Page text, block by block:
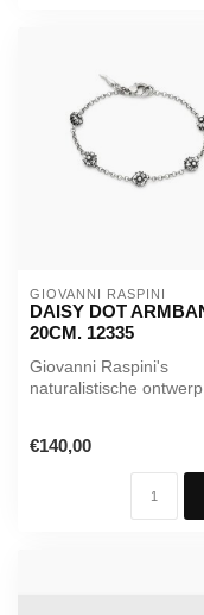
GIOVANNI RASPINI
DAISY DOT
20CM. 12335
Giovanni Raspini's
naturalistische ontwerp
€140,00